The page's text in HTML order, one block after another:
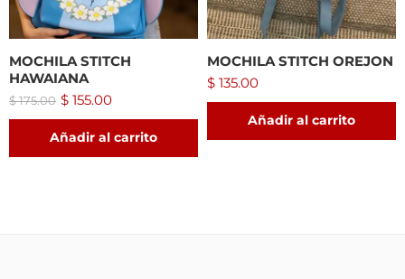
MOCHILA STITCH
HAWAIANA
$175.00 $ 155.00
Añadir al carrito
MOCHILA STITCH OREJON
$ 135.00
Añadir al carrito